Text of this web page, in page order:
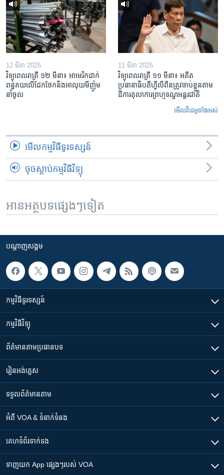
12 មីនា 2025
វិទ្យុពេលរាត្រី ១២ មីនា៖ អាមេរិក​ដាក់​
ពន្ធគយ​លើ​ដែកថែក​និង​អាលុយ​មីញ៉ូម​
នាំចូល
11 មីនា 2025
វិទ្យុពេលរាត្រី ១១ មីនា៖ អតីត​
ប្រធានាធិបតីហ្វីលីពីន​ត្រូវ​ចាប់ខ្លួនតាម
ដីការ​តុលាការ​ព្រហ្មទណ្ឌ​អន្តរជាតិ
មើល​វីដេអូ​ទាំង​អស់
មើល​កម្មវិធី​ទូរទស្សន៍
ចុចស្តាប់កម្មវិធីវិទ្យុ
អានអត្ថបទផ្សេងៗទៀត
បណ្តាញ​សង្គម
កម្មវិធី​ទូរទស្សន៍
កម្មវិធី​វិទ្យុ
ព័ត៌មាន​តាមប្រធានបទ​
រៀន​​អង់គ្លេស
ទទួល​ព័ត៌មាន​តាម
អំពី​ VOA & ទំនាក់ទំនង
គេហទំព័រ​​ទាក់ទង
ទាញយក​ App ផ្សេងៗ​របស់​ VOA